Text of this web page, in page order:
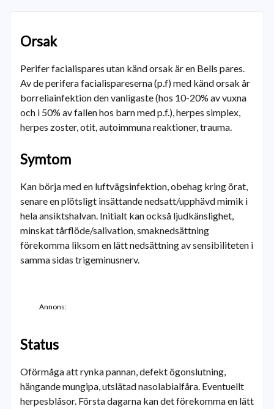
Orsak
Perifer facialispares utan känd orsak är en Bells pares.
Av de perifera facialispareserna (p.f) med känd orsak år
borreliainfektion den vanligaste (hos 10-20% av vuxna
och i 50% av fallen hos barn med p.f.), herpes simplex,
herpes zoster, otit, autoimmuna reaktioner, trauma.
Symtom
Kan börja med en luftvägsinfektion, obehag kring örat,
senare en plötsligt insättande nedsatt/upphävd mimik i
hela ansiktshalvan. Initialt kan också ljudkänslighet,
minskat tårflöde/salivation, smaknedsättning
förekomma liksom en lätt nedsättning av sensibiliteten i
samma sidas trigeminusnerv.
Annons:
Status
Oförmåga att rynka pannan, defekt ögonslutning,
hängande mungipa, utslätad nasolabialfåra. Eventuellt
herpesblåsor. Första dagarna kan det förekomma en lätt